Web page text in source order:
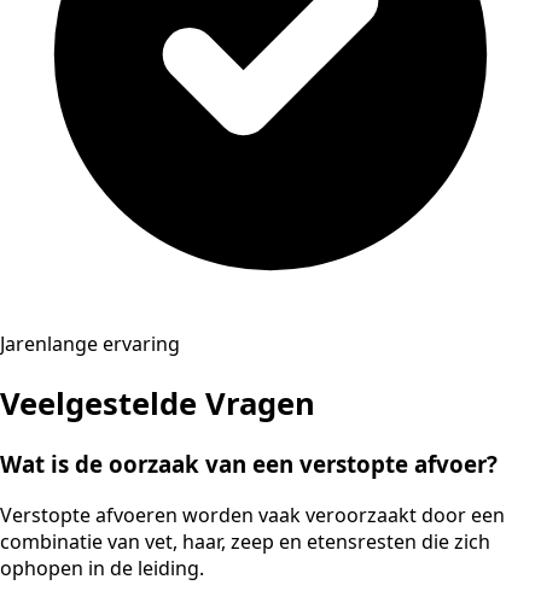
Jarenlange ervaring
Veelgestelde Vragen
Wat is de oorzaak van een verstopte afvoer?
Verstopte afvoeren worden vaak veroorzaakt door een
combinatie van vet, haar, zeep en etensresten die zich
ophopen in de leiding.